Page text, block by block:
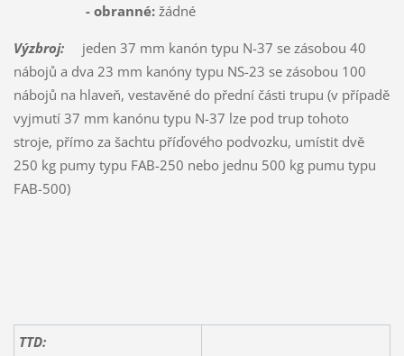
- obranné:žádné
Výzbroj:jeden 37 mm kanón typu N-37 se zásobou 40
nábojů a dva 23 mm kanóny typu NS-23 se zásobou 100
nábojů na hlaveň, vestavěné do přední části trupu (v případě
vyjmutí 37 mm kanónu typu N-37 lze pod trup tohoto
stroje, přímo za šachtu příďového podvozku, umístit dvě
250 kg pumy typu FAB-250 nebo jednu 500 kg pumu typu
FAB-500)
TTD: